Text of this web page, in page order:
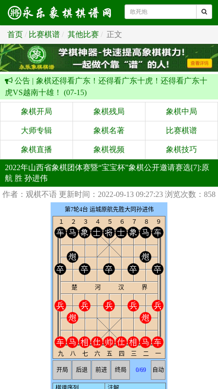
首页 比赛棋谱 其他比赛 正文
公告 | 象棋还得看广东！还得看广东十虎！还得看广东十
虎VS越南十雄！ (07-15)
象棋开局 象棋残局 象棋中局
大师专辑 象棋名著 比赛棋谱
象棋直播 象棋视频 象棋技巧
2022年山西省象棋团体赛暨“宝宝杯”象棋公开邀请赛选[7]:原
航 胜 孙进伟
作者：观棋不语 更新时间：2022-09-13 09:27:23 浏览次数：858